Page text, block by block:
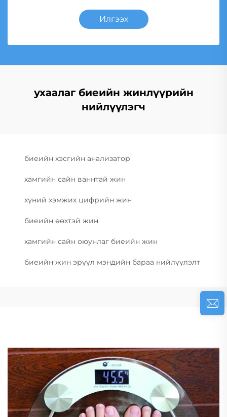
Илгээх
ухаалаг биеийн жинлүүрийн
нийлүүлэгч
биеийн хэсгийн анализатор
хамгийн сайн ваннтай жин
хүний хэмжих цифрийн жин
биеийн өөхтэй жин
хамгийн сайн оюунлаг биеийн жин
биеийн жин эрүүл мэндийн бараа нийлүүлэлт